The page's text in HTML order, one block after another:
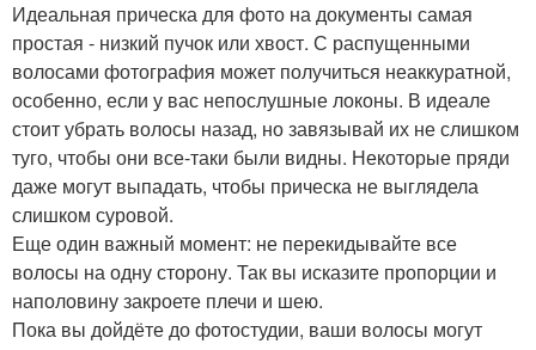
Идеальная прическа для фото на документы самая
простая - низкий пучок или хвост. С распущенными
волосами фотография может получиться неаккуратной,
особенно, если у вас непослушные локоны. В идеале
стоит убрать волосы назад, но завязывай их не слишком
туго, чтобы они все-таки были видны. Некоторые пряди
даже могут выпадать, чтобы прическа не выглядела
слишком суровой.
Еще один важный момент: не перекидывайте все
волосы на одну сторону. Так вы исказите пропорции и
наполовину закроете плечи и шею.
Пока вы дойдёте до фотостудии, ваши волосы могут